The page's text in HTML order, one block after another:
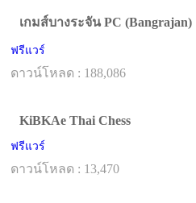
เกมส์บางระจัน PC (Bangrajan)
ฟรีแวร์
ดาวน์โหลด : 188,086
KiBKAe Thai Chess
ฟรีแวร์
ดาวน์โหลด : 13,470